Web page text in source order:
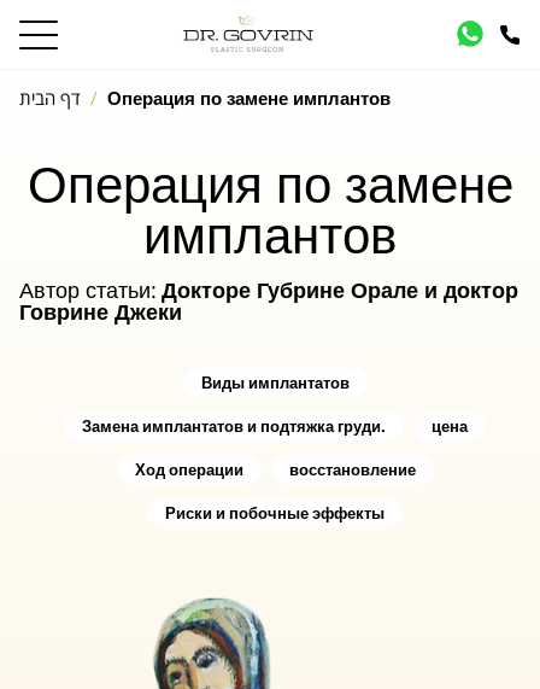
דף הבית Операция по замене имплантов
Операция по замене
имплантов
Автор статьи: Докторе Губрине Орале и доктор
Говрине Джеки
Виды имплантатов
Замена имплантатов и подтяжка груди.
цена
Ход операции
восстановление
Риски и побочные эффекты